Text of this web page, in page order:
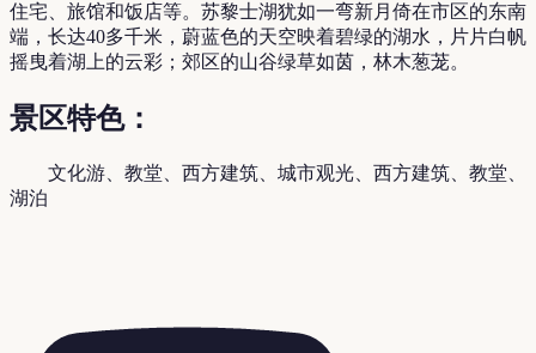
住宅、旅馆和饭店等。苏黎士湖犹如一弯新月倚在市区的东南
端，长达40多千米，蔚蓝色的天空映着碧绿的湖水，片片白帆
摇曳着湖上的云彩；郊区的山谷绿草如茵，林木葱茏。
景区特色：
文化游、教堂、西方建筑、城市观光、西方建筑、教堂、
湖泊